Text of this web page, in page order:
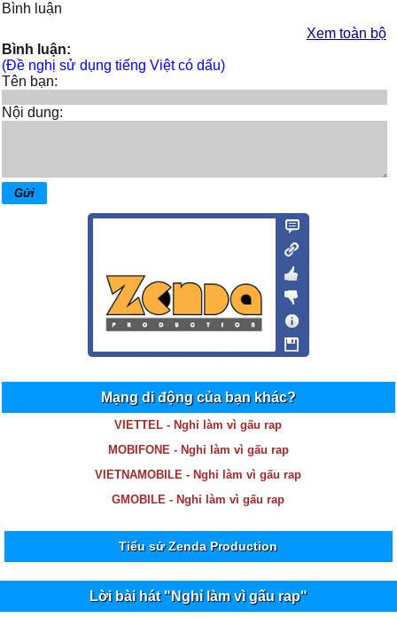
Bình luận
Xem toàn bộ
Bình luận:
(Đề nghị sử dụng tiếng Việt có dấu)
Tên bạn:
Nội dung:
Mạng di động của bạn khác?
VIETTEL - Nghỉ làm vì gấu rap
MOBIFONE - Nghỉ làm vì gấu rap
VIETNAMOBILE - Nghỉ làm vì gấu rap
GMOBILE - Nghỉ làm vì gấu rap
Tiểu sử Zenda Production
Lời bài hát "Nghỉ làm vì gấu rap"